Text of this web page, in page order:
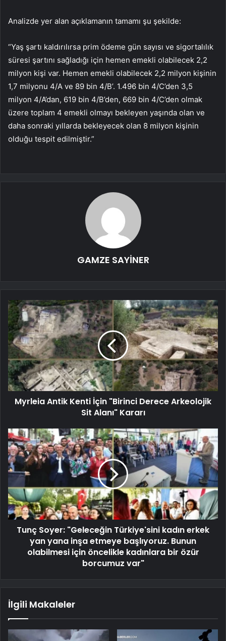
Analizde yer alan açıklamanın tamamı şu şekilde:
“Yaş şartı kaldırılırsa prim ödeme gün sayısı ve sigortalılık
süresi şartını sağladığı için hemen emekli olabilecek 2,2
milyon kişi var. Hemen emekli olabilecek 2,2 milyon kişinin
1,7 milyonu 4/A ve 89 bin 4/B’. 1.496 bin 4/C’den 3,5
milyon 4/A’dan, 619 bin 4/B’den, 669 bin 4/C’den olmak
üzere toplam 4 emekli olmayı bekleyen yaşında olan ve
daha sonraki yıllarda bekleyecek olan 8 milyon kişinin
olduğu tespit edilmiştir.”
GAMZE SAYİNER
Myrleia Antik Kenti İçin "Birinci Derece Arkeolojik
Sit Alanı" Kararı
Tunç Soyer: "Geleceğin Türkiye'sini kadın erkek
yan yana inşa etmeye başlıyoruz. Bunun
olabilmesi için öncelikle kadınlara bir özür
borcumuz var"
İlgili Makaleler